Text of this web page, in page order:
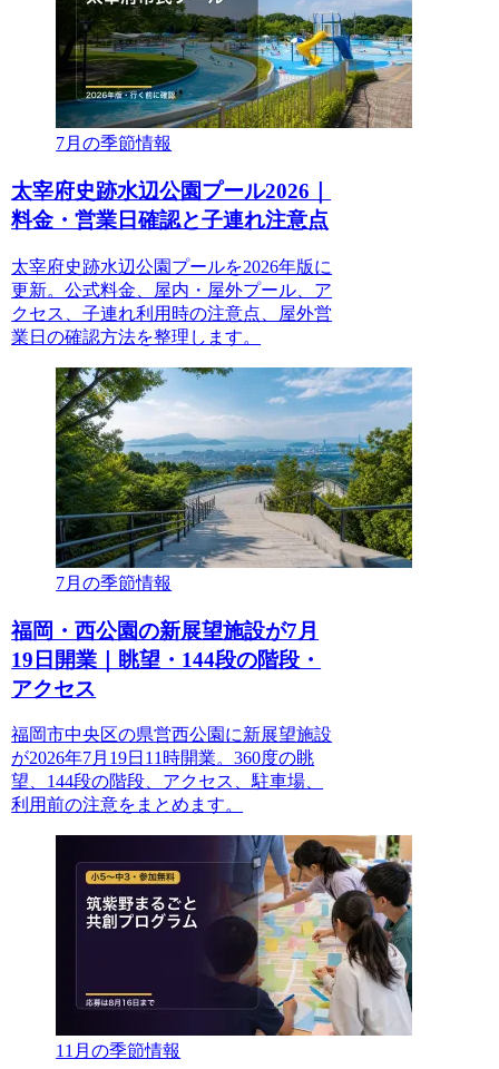
7月の季節情報
太宰府史跡水辺公園プール2026｜
料金・営業日確認と子連れ注意点
太宰府史跡水辺公園プールを2026年版に
更新。公式料金、屋内・屋外プール、ア
クセス、子連れ利用時の注意点、屋外営
業日の確認方法を整理します。
7月の季節情報
福岡・西公園の新展望施設が7月
19日開業｜眺望・144段の階段・
アクセス
福岡市中央区の県営西公園に新展望施設
が2026年7月19日11時開業。360度の眺
望、144段の階段、アクセス、駐車場、
利用前の注意をまとめます。
11月の季節情報